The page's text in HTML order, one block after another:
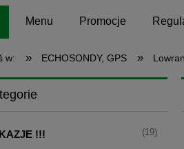
Menu Promocje
w: » ECHOSONDY, GPS »
!!! (19)